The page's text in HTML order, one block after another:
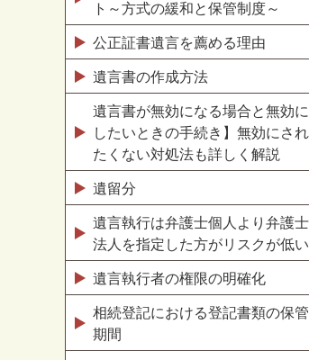
ト～方式の緩和と保管制度～
公正証書遺言を薦める理由
遺言書の作成方法
遺言書が無効になる場合と無効に
したいときの手続き】無効にされ
たくない対処法も詳しく解説
遺留分
遺言執行は弁護士個人より弁護士
法人を指定した方がリスクが低い
遺言執行者の権限の明確化
相続登記における登記書類の保管
期間